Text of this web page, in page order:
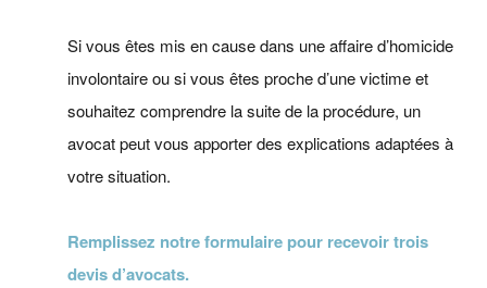
Si vous êtes mis en cause dans une affaire d’homicide
involontaire ou si vous êtes proche d’une victime et
souhaitez comprendre la suite de la procédure, un
avocat peut vous apporter des explications adaptées à
votre situation.
Remplissez notre formulaire pour recevoir trois
devis d’avocats.